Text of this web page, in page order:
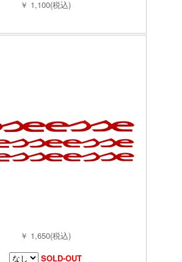
￥ 1,100(税込)
￥ 1,650(税込)
SOLD-OUT